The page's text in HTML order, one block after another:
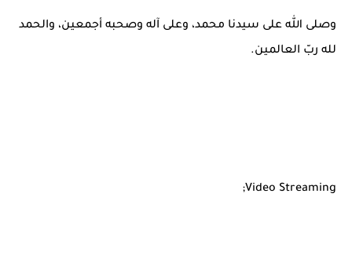
وصلى الله على سيدنا محمد، وعلى آله وصحبه أجمعين، والحمد
لله ربّ العالمين.
Video Streaming;